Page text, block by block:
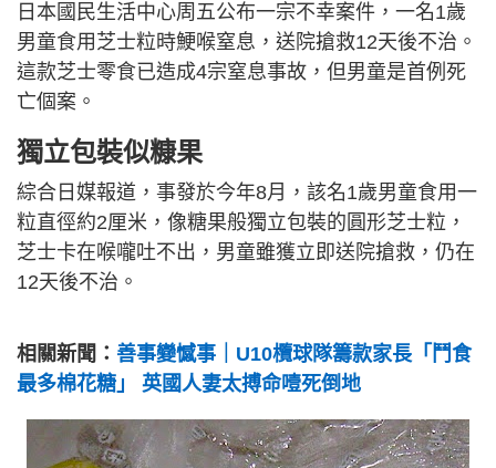
日本國民生活中心周五公布一宗不幸案件，一名1歲
男童食用芝士粒時鯁喉窒息，送院搶救12天後不治。
這款芝士零食已造成4宗窒息事故，但男童是首例死
亡個案。
獨立包裝似糠果
綜合日媒報道，事發於今年8月，該名1歲男童食用一
粒直徑約2厘米，像糖果般獨立包裝的圓形芝士粒，
芝士卡在喉嚨吐不出，男童雖獲立即送院搶救，仍在
12天後不治。
相關新聞： 善事變憾事｜U10欖球隊籌款家長「鬥食
最多棉花糖」 英國人妻太搏命噎死倒地